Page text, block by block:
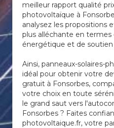
meilleur rapport qualité
photovoltaïque à
analysez les propositions
plus alléchante en
énergétique et de
Ainsi, panneaux-solaires-
idéal pour obtenir votre
gratuit à Fonsorbes,
votre choix en toute
le grand saut vers
Fonsorbes ? Faites
photovoltaique.fr, votre